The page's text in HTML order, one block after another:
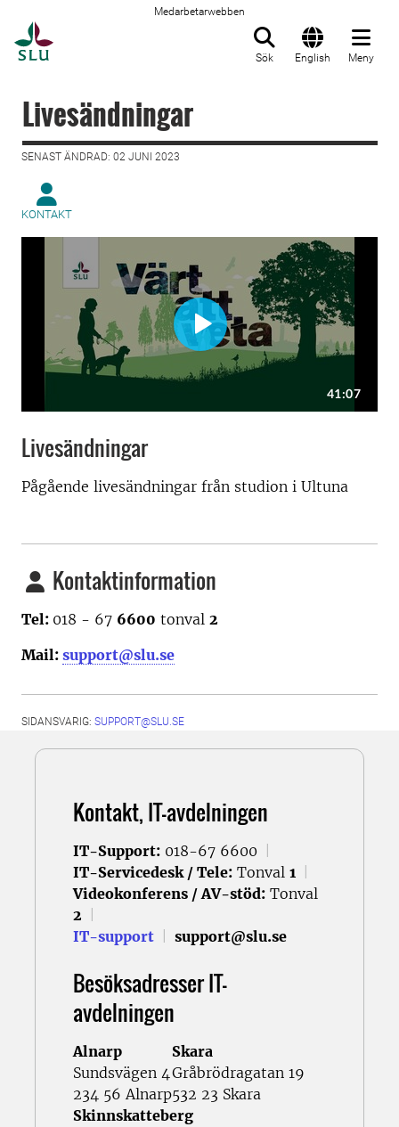
Medarbetarwebben
Sök English Meny
Livesändningar
SENAST ÄNDRAD: 02 JUNI 2023
KONTAKT
Livesändningar
Pågående livesändningar från studion i Ultuna
Kontaktinformation
Tel: 018 - 67 6600 tonval 2
Mail: support@slu.se
SIDANSVARIG: SUPPORT@SLU.SE
Kontakt, IT-avdelningen
IT-Support: 018-67 6600
IT-Servicedesk / Tele: Tonval 1
Videokonferens / AV-stöd: Tonval
2
IT-support
support@slu.se
Besöksadresser IT-
avdelningen
Alnarp
Sundsvägen 4
234 56 Alnarp
Skara
Gråbrödragatan 19
532 23 Skara
Skinnskatteberg